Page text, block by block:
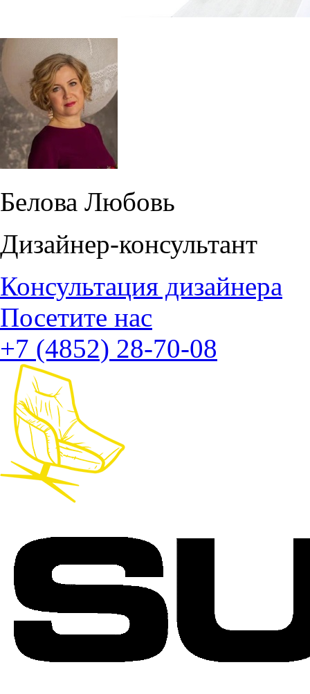
Белова Любовь
Дизайнер-консультант
Консультация дизайнера
Посетите нас
+7 (4852) 28-70-08